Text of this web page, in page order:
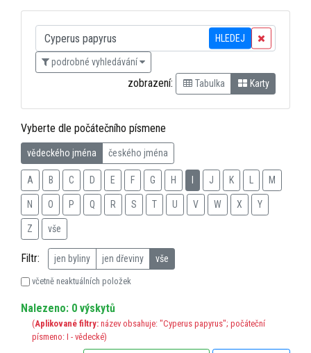
HLEDEJ
podrobné vyhledávání
zobrazení: Tabulka Karty
Vyberte dle počátečního písmene
vědeckého jména českého jména
A B C D E F G H J K M
N O P Q R S T U V W X Y
Z vše
Filtr: jen byliny jen dřeviny vše
včetně neaktuálních položek
Nalezeno: 0 výskytů
(Aplikované filtry: název obsahuje: "Cyperus papyrus"; počáteční
písmeno: I - vědecké)